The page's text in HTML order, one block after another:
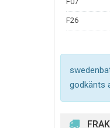
F26
godkänts